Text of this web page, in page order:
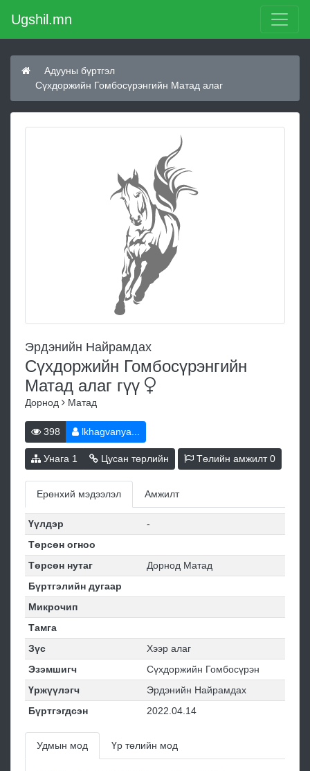
Ugshil.mn
Адууны бүртгэл
Сүхдоржийн Гомбосүрэнгийн Матад алаг
Эрдэнийн Найрамдах
Сүхдоржийн Гомбосүрэнгийн
Матад алаг гүү
Дорнод Матад
398 lkhagvanya...
Унага 1 Цусан төрлийн Төлийн амжилт0
Ерөнхий мэдээлэл Амжилт
Үүлдэр
-
Төрсөн огноо
Төрсөн нутаг
Дорнод Матад
Бүртгэлийн дугаар
Микрочип
Тамга
Зүс
Хээр алаг
Эзэмшигч
Сүхдоржийн Гомбосүрэн
Үржүүлэгч
Эрдэнийн Найрамдах
Бүртгэгдсэн
2022.04.14
Удмын мод Үр төлийн мод